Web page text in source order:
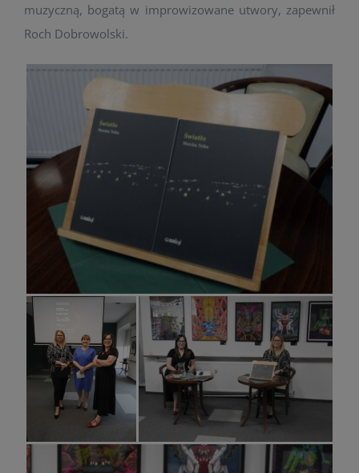
muzyczną, bogatą w improwizowane utwory, zapewnił
Roch Dobrowolski.